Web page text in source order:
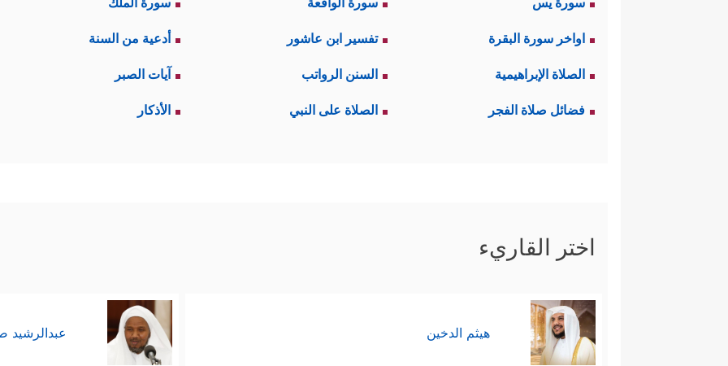
اواخر سورة البقرة تفسير ابن عاشور أدعية من السنة
الصلاة الإبراهيمية السنن الرواتب آيات الصبر
فضائل صلاة الفجر الصلاة على النبي الأذكار
اختر القاريء
هيثم الدخين عبدالرشيد